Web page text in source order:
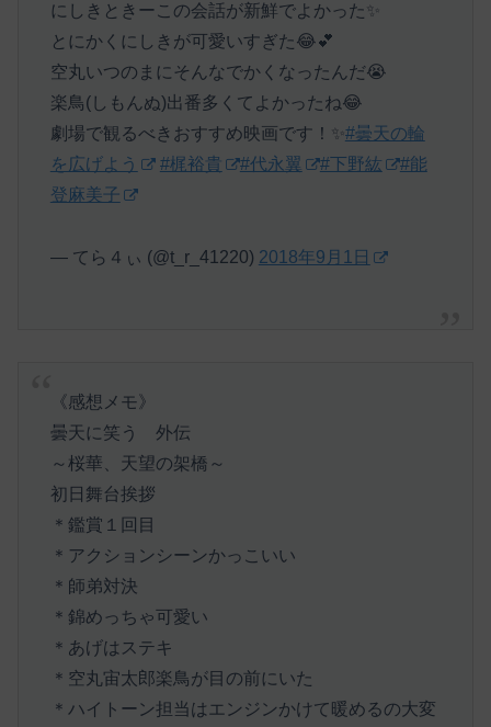
にしきときーこの会話が新鮮でよかった✨
とにかくにしきが可愛いすぎた😂💕
空丸いつのまにそんなでかくなったんだ😭
楽鳥(しもんぬ)出番多くてよかったね😂
劇場で観るべきおすすめ映画です！✨ #曇天の輪
を広げよう
#梶裕貴 #代永翼 #下野紘
#能
登麻美子
— てら４ぃ (@t_r_41220) 2018年9月1日
《感想メモ》
曇天に笑う 外伝
～桜華、天望の架橋～
初日舞台挨拶
＊鑑賞１回目
＊アクションシーンかっこいい
＊師弟対決
＊錦めっちゃ可愛い
＊あげはステキ
＊空丸宙太郎楽鳥が目の前にいた
＊ハイトーン担当はエンジンかけて暖めるの大変